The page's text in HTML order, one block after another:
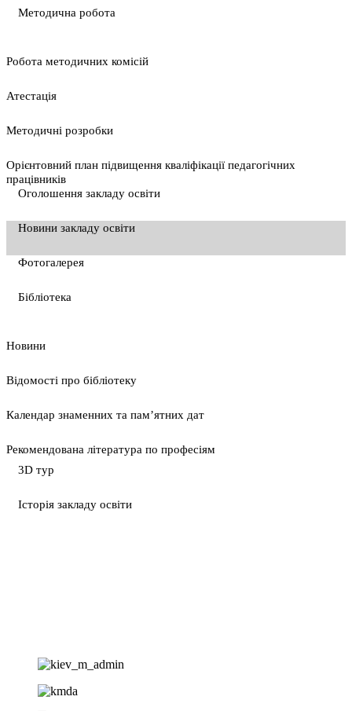
Методична робота
Pобота методичних комісій
Атестація
Методичні розробки
Орієнтовний план підвищення кваліфікації педагогічних
працівників
Оголошення закладу освіти
Новини закладу освіти
Фотогалерея
Бібліотека
Новини
Відомості про бібліотеку
Календар знаменних та пам’ятних дат
Рекомендована література по професіям
3D тур
Історія закладу освіти